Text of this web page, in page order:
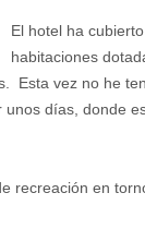
El hotel ha
habitaciones
Esta vez no he
días, donde
recreación en